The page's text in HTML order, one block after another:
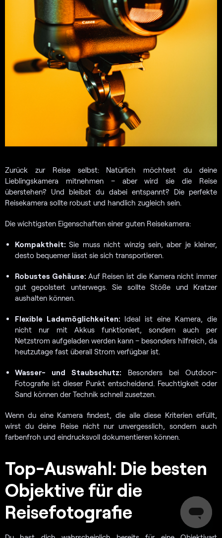
Zurück zur Reise selbst: Natürlich möchtest du deine
Lieblingskamera mitnehmen – aber wird sie die Reise
überstehen? Und bleibst du dabei entspannt? Die perfekte
Reisekamera sollte robust und handlich zugleich sein.
Die wichtigsten Eigenschaften einer guten Reisekamera:
Kompaktheit:Sie muss nicht winzig sein, aber je kleiner,
desto bequemer lässt sie sich transportieren.
Robustes Gehäuse: Auf Reisen ist die Kamera nicht immer
gut gepolstert unterwegs. Sie sollte Stöße und Kratzer
aushalten können.
Flexible Lademöglichkeiten: Ideal ist eine Kamera, die
nicht nur mit Akkus funktioniert, sondern auch per
Netzstrom aufgeladen werden kann – besonders hilfreich, da
heutzutage fast überall Strom verfügbar ist.
Wasser- und Staubschutz: Besonders bei Outdoor-
Fotografie ist dieser Punkt entscheidend. Feuchtigkeit oder
Sand können der Technik schnell zusetzen.
Wenn du eine Kamera findest, die alle diese Kriterien erfüllt,
wirst du deine Reise nicht nur unvergesslich, sondern auch
farbenfroh und eindrucksvoll dokumentieren können.
Top-Auswahl: Die besten
Objektive für die
Reisefotografie